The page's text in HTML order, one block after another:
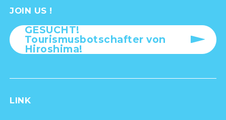
JOIN US !
GESUCHT!
Tourismusbotschafter von
Hiroshima!
LINK